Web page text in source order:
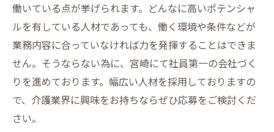
働いている点が挙げられます。どんなに高いポテンシャ
ルを有している人材であっても、働く環境や条件などが
業務内容に合っていなければ力を発揮することはできま
せん。そうならない為に、宮崎にて社員第一の会社づく
りを進めております。幅広い人材を採用しておりますの
で、介護業界に興味をお持ちならぜひ応募をご検討くだ
さい。